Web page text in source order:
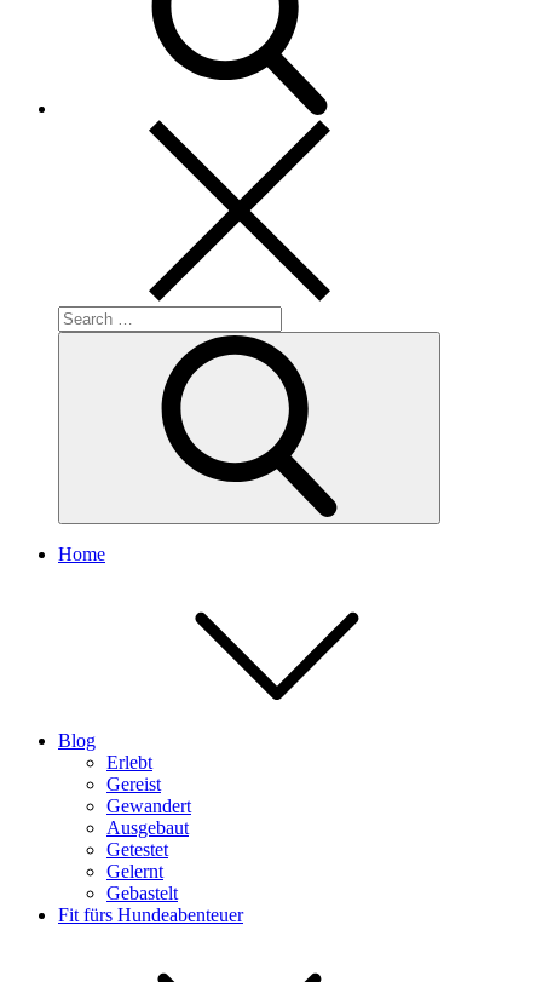
Search
for:
Home
Blog
Erlebt
Gereist
Gewandert
Ausgebaut
Getestet
Gelernt
Gebastelt
Fit fürs Hundeabenteuer